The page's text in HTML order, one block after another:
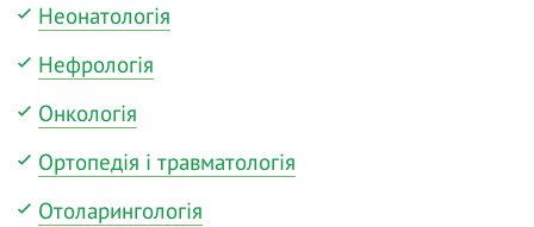
Неонатологія
Нефрологія
Онкологія
Ортопедія і травматологія
Отоларингологія